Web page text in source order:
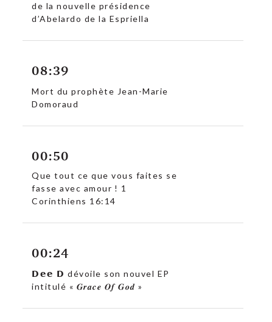
de la nouvelle présidence
d’Abelardo de la Espriella
08:39
Mort du prophète Jean-Marie
Domoraud
00:50
Que tout ce que vous faites se
fasse avec amour ! 1
Corinthiens 16:14
00:24
𝗗𝗲𝗲 𝗗 dévoile son nouvel EP
intitulé « 𝑮𝒓𝒂𝒄𝒆 𝑶𝒇 𝑮𝒐𝒅 »